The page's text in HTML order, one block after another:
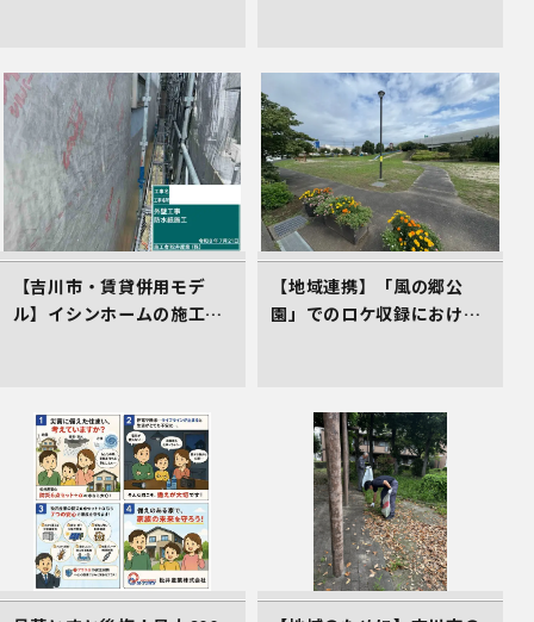
【吉川市・賃貸併用モデ
ル】イシンホームの施工現
【地域連携】「風の郷公
園」でのロケ収録における